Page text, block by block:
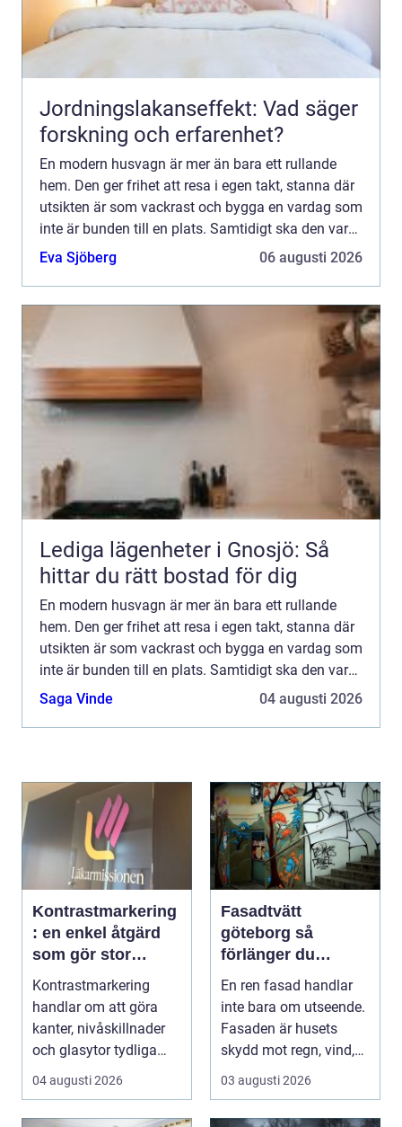
Jordningslakanseffekt: Vad säger
forskning och erfarenhet?
En modern husvagn är mer än bara ett rullande
hem. Den ger frihet att resa i egen takt, stanna där
utsikten är som vackrast och bygga en vardag som
inte är bunden till en plats. Samtidigt ska den vara
praktisk, säker och bekväm året runt. För många
Eva Sjöberg 06 augusti 2026
Lediga lägenheter i Gnosjö: Så
hittar du rätt bostad för dig
En modern husvagn är mer än bara ett rullande
hem. Den ger frihet att resa i egen takt, stanna där
utsikten är som vackrast och bygga en vardag som
inte är bunden till en plats. Samtidigt ska den vara
praktisk, säker och bekväm året runt. För många
Saga Vinde 04 augusti 2026
Kontrastmarkering
: en enkel åtgärd
som gör stor
skillnad
Kontrastmarkering
handlar om att göra
kanter, nivåskillnader
och glasytor tydliga
med hj&...
04 augusti 2026
Fasadtvätt
göteborg så
förlänger du
fasadens livslängd
En ren fasad handlar
inte bara om utseende.
Fasaden är husets
skydd mot regn, vind,
avgaser och påvä...
03 augusti 2026